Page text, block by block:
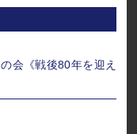
会《戦後80年を迎え